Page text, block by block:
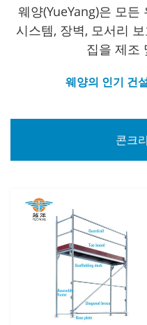
웨양(YueYang)은 모
시스템, 장벽, 모서리
집을 제조
웨양의 인기 건
콘크